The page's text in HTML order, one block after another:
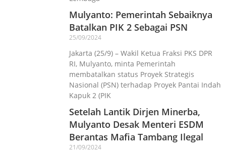
Mulyanto: Pemerintah Sebaiknya
Batalkan PIK 2 Sebagai PSN
25/09/2024
Jakarta (25/9) – Wakil Ketua Fraksi PKS DPR
RI, Mulyanto, minta Pemerintah
membatalkan status Proyek Strategis
Nasional (PSN) terhadap Proyek Pantai Indah
Kapuk 2 (PIK
Setelah Lantik Dirjen Minerba,
Mulyanto Desak Menteri ESDM
Berantas Mafia Tambang Ilegal
21/09/2024